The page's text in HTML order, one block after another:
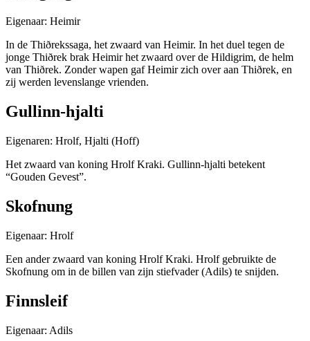
Eigenaar: Heimir
In de Thiðrekssaga, het zwaard van Heimir. In het duel tegen de
jonge Thiðrek brak Heimir het zwaard over de Hildigrim, de helm
van Thiðrek. Zonder wapen gaf Heimir zich over aan Thiðrek, en
zij werden levenslange vrienden.
Gullinn-hjalti
Eigenaren: Hrolf, Hjalti (Hoff)
Het zwaard van koning Hrolf Kraki. Gullinn-hjalti betekent
“Gouden Gevest”.
Skofnung
Eigenaar: Hrolf
Een ander zwaard van koning Hrolf Kraki. Hrolf gebruikte de
Skofnung om in de billen van zijn stiefvader (Adils) te snijden.
Finnsleif
Eigenaar: Adils